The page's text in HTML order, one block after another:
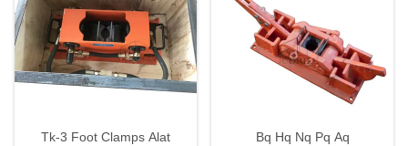
Tk-3 Foot Clamps Alat
Bq Hq Nq Pq Aq